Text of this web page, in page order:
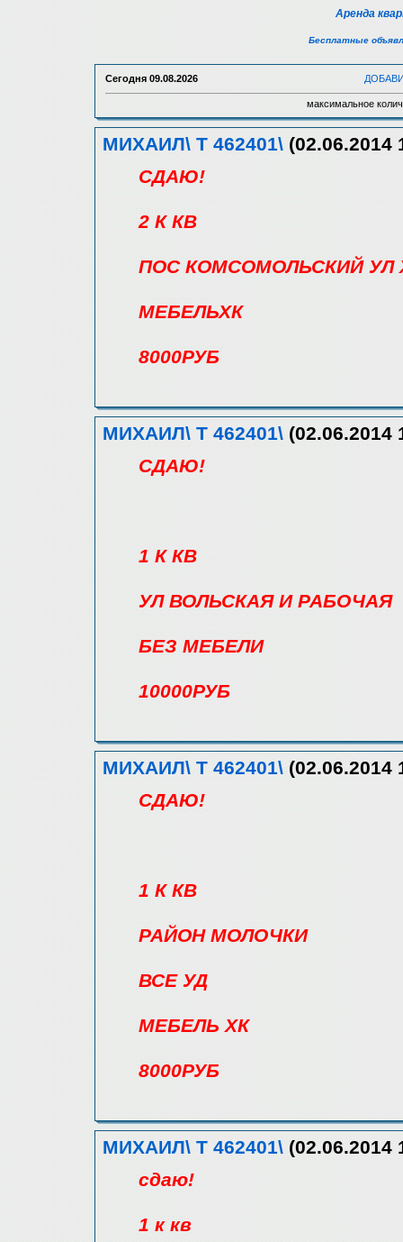
Аренда
Бесплатные
Сегодня 09.08.2026
максимальное
МИХАИЛ\ Т 462401\ (02.06.2014
СДАЮ!
2 К КВ
ПОС КОМСОМОЛЬСКИЙ УЛ
МЕБЕЛЬХК
8000РУБ
МИХАИЛ\ Т 462401\ (02.06.2014
СДАЮ!
1 К КВ
УЛ ВОЛЬСКАЯ И РАБОЧАЯ
БЕЗ МЕБЕЛИ
10000РУБ
МИХАИЛ\ Т 462401\ (02.06.2014
СДАЮ!
1 К КВ
РАЙОН МОЛОЧКИ
ВСЕ УД
МЕБЕЛЬ ХК
8000РУБ
МИХАИЛ\ Т 462401\ (02.06.2014
сдаю!
1 к кв